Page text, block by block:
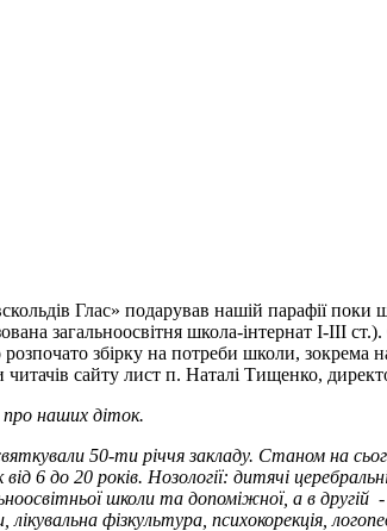
Глас» подарував нашій парафії
загальноосвітня школа-інтернат І-ІІІ
збірку на потреби школи, зокрема
сайту лист п. Наталі Тищенко,
наших діток.
50-ти річчя закладу. Станом на
від 6 до 20 років. Нозології: дитячі
школи та допоміжної, а в другій
лікувальна фізкультура, психокорекція,